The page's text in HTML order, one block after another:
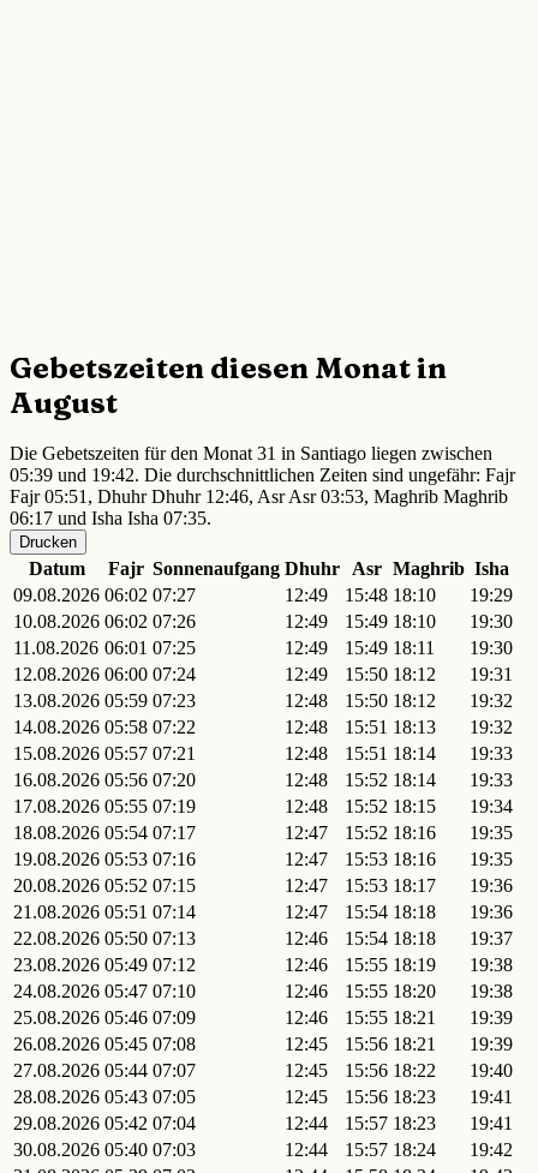
Gebetszeiten diesen Monat in
August
Die Gebetszeiten für den Monat 31 in Santiago liegen zwischen
05:39 und 19:42. Die durchschnittlichen Zeiten sind ungefähr: Fajr
Fajr 05:51, Dhuhr Dhuhr 12:46, Asr Asr 03:53, Maghrib Maghrib
06:17 und Isha Isha 07:35.
Drucken
Datum Fajr Sonnenaufgang Dhuhr Asr Maghrib Isha
09.08.2026 06:02 07:27 12:49 15:48 18:10
19:29
10.08.2026 06:02 07:26 12:49 15:49 18:10
19:30
11.08.2026 06:01 07:25 12:49 15:49 18:11
19:30
12.08.2026 06:00 07:24 12:49 15:50 18:12
19:31
13.08.2026 05:59 07:23 12:48 15:50 18:12
19:32
14.08.2026 05:58 07:22 12:48 15:51 18:13
19:32
15.08.2026 05:57 07:21 12:48 15:51 18:14
19:33
16.08.2026 05:56 07:20 12:48 15:52 18:14
19:33
17.08.2026 05:55 07:19 12:48 15:52 18:15
19:34
18.08.2026 05:54 07:17 12:47 15:52 18:16
19:35
19.08.2026 05:53 07:16 12:47 15:53 18:16
19:35
20.08.2026 05:52 07:15 12:47 15:53 18:17
19:36
21.08.2026 05:51 07:14 12:47 15:54 18:18
19:36
22.08.2026 05:50 07:13 12:46 15:54 18:18
19:37
23.08.2026 05:49 07:12 12:46 15:55 18:19
19:38
24.08.2026 05:47 07:10 12:46 15:55 18:20
19:38
25.08.2026 05:46 07:09 12:46 15:55 18:21
19:39
26.08.2026 05:45 07:08 12:45 15:56 18:21
19:39
27.08.2026 05:44 07:07 12:45 15:56 18:22
19:40
28.08.2026 05:43 07:05 12:45 15:56 18:23
19:41
29.08.2026 05:42 07:04 12:44 15:57 18:23
19:41
30.08.2026 05:40 07:03 12:44 15:57 18:24
19:42